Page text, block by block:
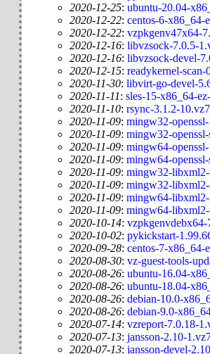
2020-12-25: ubuntu-20.04-
2020-12-22: centos-6-x86_64-
2020-12-22: vzpkgenv47x64-
2020-12-16: libvzsock-7.0.5-
2020-12-16: libvzsock-devel-
2020-12-15: readykernel-
2020-11-30: libvirt-go-devel-
2020-11-11: sles-15-x86_64-
2020-11-10: rsync-3.1.2-10.vz7
2020-11-09: mingw32-
2020-11-09: mingw32-
2020-11-09: mingw64-
2020-11-09: mingw64-
2020-11-09: mingw32-
2020-11-09: mingw32-
2020-11-09: mingw64-
2020-11-09: mingw64-
2020-10-14:
2020-10-02: pykickstart-
2020-09-28: centos-7-x86_64-
2020-08-30: vz-guest-tools-
2020-08-26: ubuntu-16.04-
2020-08-26: ubuntu-18.04-
2020-08-26: debian-10.0-
2020-08-26: debian-9.0-
2020-07-14: vzreport-7.0.18-
2020-07-13: jansson-2.10-
2020-07-13: jansson-devel-